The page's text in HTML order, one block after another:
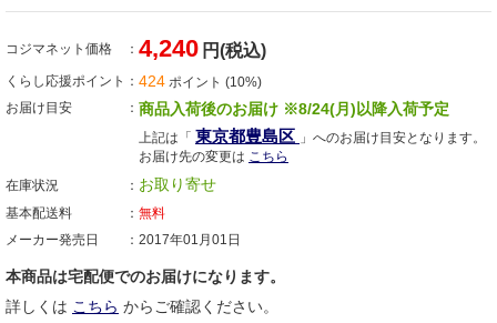
コジマネット価格 4,240 円(税込)
くらし応援ポイント 424 ポイント (10%)
お届け目安
商品入荷後のお届け ※8/24(月)以降入荷予定
上記は「 東京都豊島区 」へのお届け目安となります。
お届け先の変更は こちら
在庫状況
お取り寄せ
基本配送料
無料
メーカー発売日
2017年01月01日
本商品は宅配便でのお届けになります。
詳しくは こちら からご確認ください。